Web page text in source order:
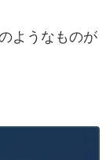
ようなものが